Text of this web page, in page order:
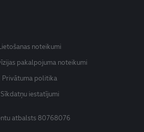
noteikumi
pakalpojuma noteikumi
Privātuma politika
Sīkdatņu iestatījumi
atbalsts80768076